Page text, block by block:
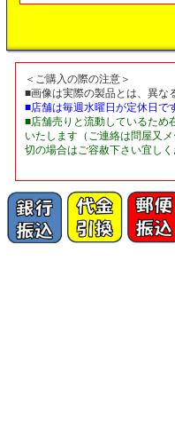
＜ご購入の際の注意＞
■画像は実際の製品とは、異な
■店舗は毎週水曜日が定休日で
■店舗売りと流動しているため
いたします（ご連絡は問屋又
切の場合はご容赦下さい宜しく